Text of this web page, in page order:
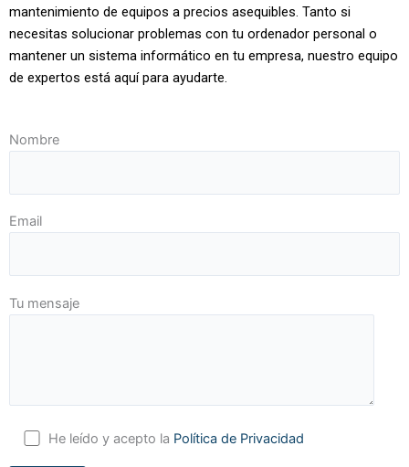
mantenimiento de equipos a precios asequibles. Tanto si
necesitas solucionar problemas con tu ordenador personal o
mantener un sistema informático en tu empresa, nuestro equipo
de expertos está aquí para ayudarte.
Nombre
Email
Tu mensaje
He leído y acepto la Política de Privacidad